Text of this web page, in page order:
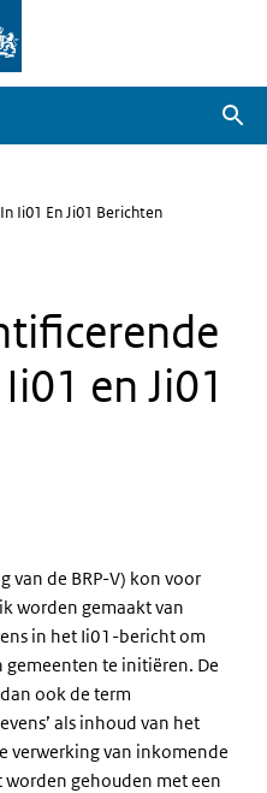
Ii01 En Ji01 Berichten
en Ji01
van de BRP-V) kon voor
worden gemaakt van
in het Ii01-bericht om
gemeenten te initiëren. De
ook de term
als inhoud van het
verwerking van inkomende
gehouden met een